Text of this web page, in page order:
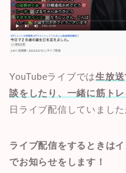
YouTubeライブでは生放
談をしたり、一緒に筋トレ
日ライブ配信していまし
ライブ配信をするときは
でお知らせをします！